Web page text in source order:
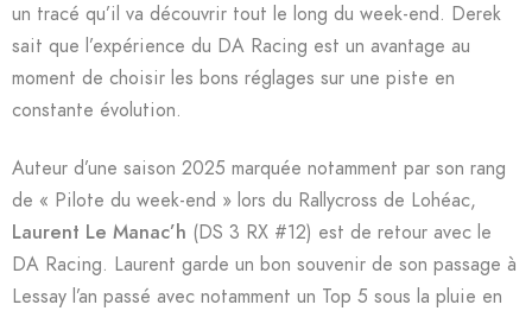
un tracé qu’il va découvrir tout le long du week-end. Derek
sait que l’expérience du DA Racing est un avantage au
moment de choisir les bons réglages sur une piste en
constante évolution.
Auteur d’une saison 2025 marquée notamment par son rang
de « Pilote du week-end » lors du Rallycross de Lohéac,
Laurent Le Manac’h (DS 3 RX #12) est de retour avec le
DA Racing. Laurent garde un bon souvenir de son passage à
Lessay l’an passé avec notamment un Top 5 sous la pluie en